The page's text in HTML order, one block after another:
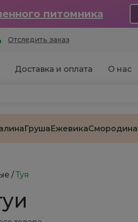
питомника
Отследить заказ
Доставка и оплата О нас
ГрушаЕжевикаСмородина
/Туя